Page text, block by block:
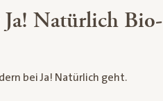
Ja! Natürlich Bio-
bei Ja! Natürlich geht.